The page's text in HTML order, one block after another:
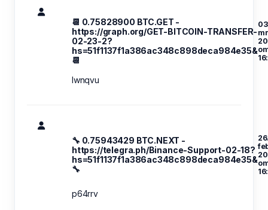
📆 0.75828900 BTC.GET -
https://graph.org/GET-BITCOIN-TRANSFER-
02-23-2?
hs=51f1137f1a386ac348c898deca984e35&
📆
lwnqvu
🔧 0.75943429 BTC.NEXT -
https://telegra.ph/Binance-Support-02-18?
hs=51f1137f1a386ac348c898deca984e35&
🔧
p64rrv